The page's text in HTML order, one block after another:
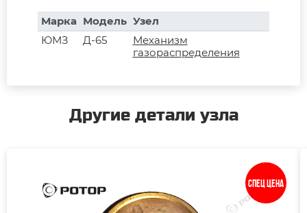
Марка Модель Узел
ЮМЗ
Д-65
Механизм
газораспределения
Другие детали узла
Спец цена